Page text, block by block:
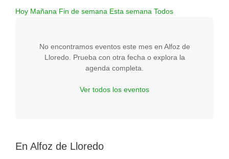
Hoy Mañana Fin de semana Esta semana Todos
No encontramos eventos este mes en Alfoz de
Lloredo. Prueba con otra fecha o explora la
agenda completa.
Ver todos los eventos
En Alfoz de Lloredo